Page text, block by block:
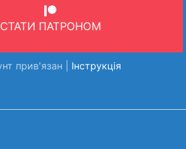
СТАТИ ПАТРОНОМ
прив'язан | Інструкція